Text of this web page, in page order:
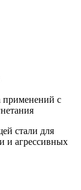
применений с
стали для
и агрессивных